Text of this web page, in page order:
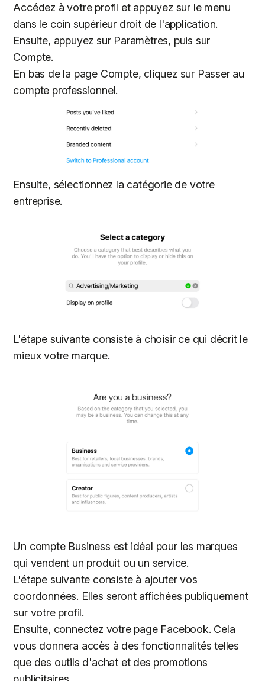
Accédez à votre profil et appuyez sur le menu
dans le coin supérieur droit de l'application.
Ensuite, appuyez sur Paramètres, puis sur
Compte.
En bas de la page Compte, cliquez sur Passer au
compte professionnel.
Ensuite, sélectionnez la catégorie de votre
entreprise.
L'étape suivante consiste à choisir ce qui décrit le
mieux votre marque.
Un compte Business est idéal pour les marques
qui vendent un produit ou un service.
L'étape suivante consiste à ajouter vos
coordonnées. Elles seront affichées publiquement
sur votre profil.
Ensuite, connectez votre page Facebook. Cela
vous donnera accès à des fonctionnalités telles
que des outils d'achat et des promotions